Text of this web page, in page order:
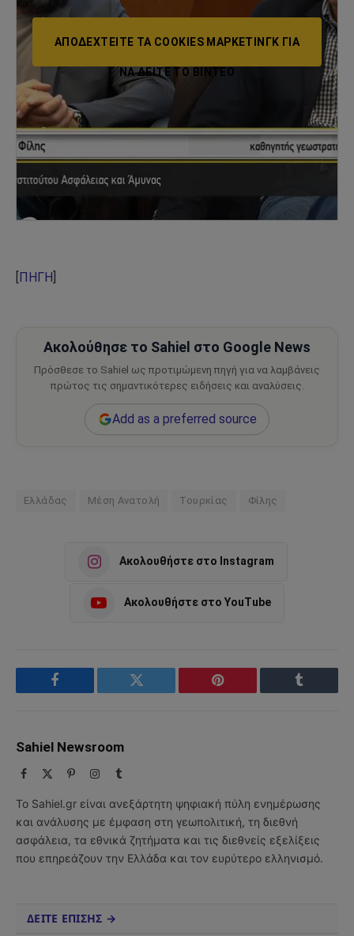
ΑΠΟΔΕΧΤΕΊΤΕ ΤΑ COOKIES ΜΆΡΚΕΤΙΝΓΚ ΓΙΑ
ΝΑ ΔΕΊΤΕ ΤΟ ΒΙΝΤΕΟ
ΠΗΓΗ
Ακολούθησε το Sahiel στο Google News
Πρόσθεσε το Sahiel ως προτιμώμενη πηγή για να λαμβάνεις
πρώτος τις σημαντικότερες ειδήσεις και αναλύσεις.
Add as a preferred source
Ελλάδας Μέση Ανατολή Τουρκίας Φίλης
Ακολουθήστε στο Instagram
Ακολουθήστε στο YouTube
Facebook Twitter Pinterest Tumblr
Sahiel Newsroom
Facebook PinterestInstagram
Tumblr
Το Sahiel.gr είναι ανεξάρτητη ψηφιακή πύλη ενημέρωσης
και ανάλυσης με έμφαση στη γεωπολιτική, τη διεθνή
ασφάλεια, τα εθνικά ζητήματα και τις διεθνείς εξελίξεις
που επηρεάζουν την Ελλάδα και τον ευρύτερο ελληνισμό.
ΔΕΙΤΕ ΕΠΙΣΗΣ →